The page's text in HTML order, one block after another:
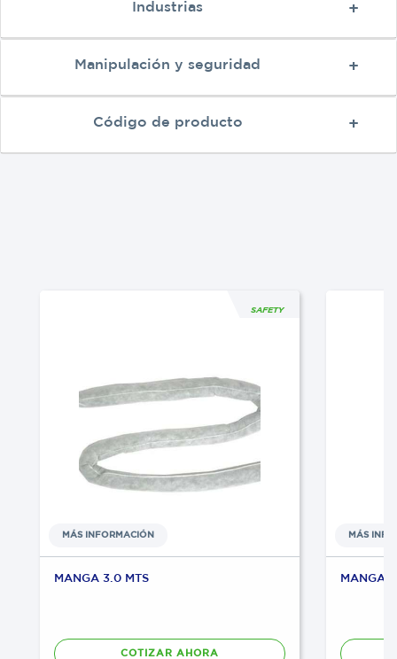
Industrias
Manipulación y seguridad
Código de producto
SAFETY
MÁS INFORMACIÓN
MANGA 3.0 MTS
COTIZAR AHORA
MÁS
MANGA